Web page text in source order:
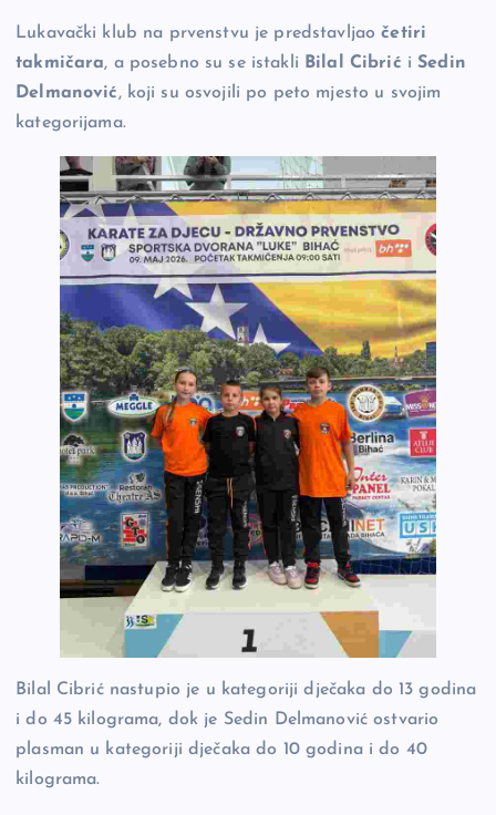
Lukavački klub na prvenstvu je predstavljaočetiri
takmičara, a posebno su se istakli Bilal Cibrić iSedin
Delmanović, koji su osvojili po peto mjesto u svojim
kategorijama.
Bilal Cibrić nastupio je u kategoriji dječaka do 13 godina
i do 45 kilograma, dok je Sedin Delmanović ostvario
plasman u kategoriji dječaka do 10 godina i do 40
kilograma.